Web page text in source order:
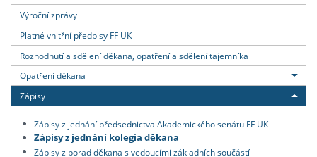
Výroční zprávy
Platné vnitřní předpisy FF UK
Rozhodnutí a sdělení děkana, opatření a sdělení tajemníka
Opatření děkana
Zápisy
Zápisy z jednání předsednictva Akademického senátu FF UK
Zápisy z jednání kolegia děkana
Zápisy z porad děkana s vedoucími základních součástí